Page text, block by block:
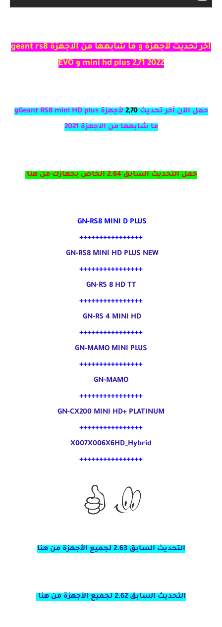
آخر تحديث لأجهزة و ما شابهها من الاجهزة geant rs8
mini hd plus 2,71 2022 و EVO
حمل الآن آخر تحديث2,70
لأجهزة Geant RS8 mini HD plusو
ما شابهها من الاجهزة 2021
حمل التحديث السابق 2.64 الخاص بجهازك من هنا
GN-RS8 MINI D PLUS
++++++++++++++++
GN-RS8 MINI HD PLUS NEW
++++++++++++++++
GN-RS 8 HD TT
++++++++++++++++
GN-RS 4 MINI HD
++++++++++++++++
GN-MAMO MINI PLUS
++++++++++++++++
GN-MAMO
++++++++++++++++
GN-CX200 MINI HD+ PLATINUM
++
++++++++++++++
X007X006X6HD_Hybrid
++++++++++++++++
التحديث السابق 2.63 لجميع الأجهزة من هنا
التحديث السابق 2.62 لجميع الأجهزة من هنا